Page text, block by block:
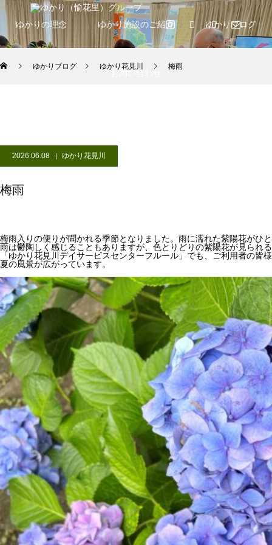
ゆかりの理念 ゆかり施設のご紹介 ゆかりブログ
お問い合わせ
ゆかりブログ ゆかり花見川 梅雨
2026.06.08 ゆかり花見川
梅雨
梅雨入りの便りが聞かれる季節となりました。雨に濡れた紫陽花がひ
雨は鬱陶しく感じることもありますが、色とりどりの紫陽花が見られ
「ゆかり花見川デイサービスセンターフルール」でも、ご利用者の
夏の風景が広がっています。